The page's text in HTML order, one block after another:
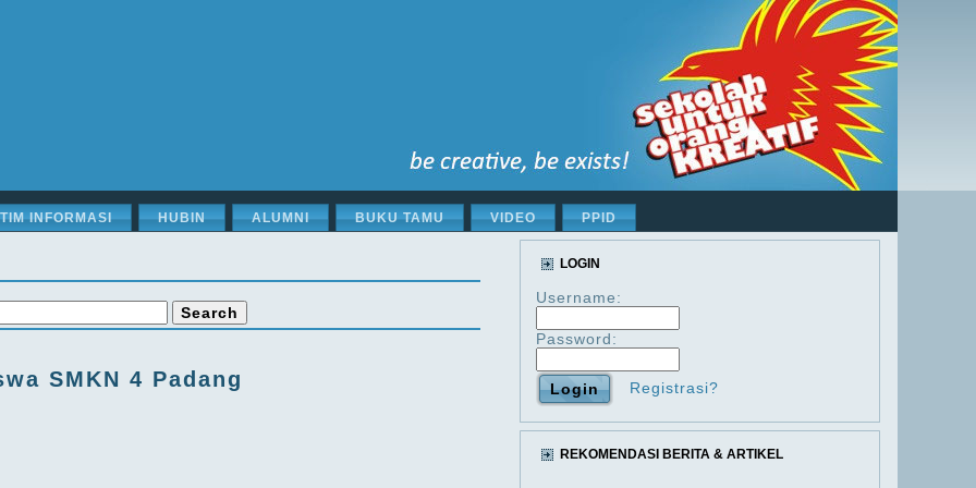
INFORMASI HUBIN ALUMNI BUKU TAMU VIDEO PPID
SMKN 4 Padang
LOGIN
Username:
Password:
Registrasi?
REKOMENDASI BERITA & ARTIKEL